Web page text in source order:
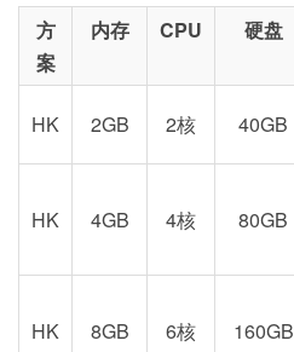
方
案
内存 CPU 硬盘
HK 2GB 2核 40GB
HK 4GB 4核 80GB
HK 8GB 6核 160GB